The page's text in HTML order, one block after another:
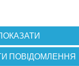
ПОВІДОМЛЕННЯ